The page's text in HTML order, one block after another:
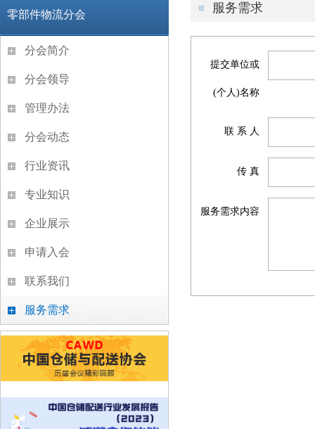
零部件物流分会
分会简介
分会领导
管理办法
分会动态
行业资讯
专业知识
企业展示
申请入会
联系我们
服务需求
服务需求
提交单位或
(个人)名称
联 系 人
传 真
服务需求内容